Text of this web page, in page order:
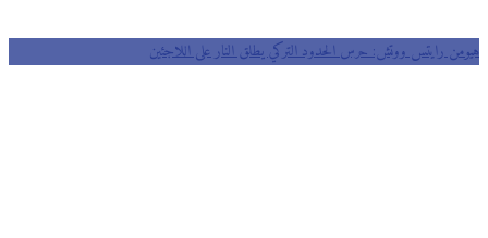
رايتس ووتش: حرس الحدود التركي يطلق النار على اللاجئين